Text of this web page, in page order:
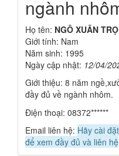
ngành
Họ tên: NGÔ XUÂN
Giới tính: Nam
Năm sinh: 1995
Ngày cập nhật: 12/04/
Giới thiệu: 8 năm
đầy đủ về ngành nhôm.
Điện thoại: 08372******
Email liên hệ: Hãy cài
để xem đầy đủ và liên hệ